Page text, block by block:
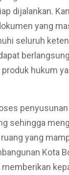
dijalankan.
yang
seluruh
hukum
penyusunan
sehingga
yang
Kota
memberikan